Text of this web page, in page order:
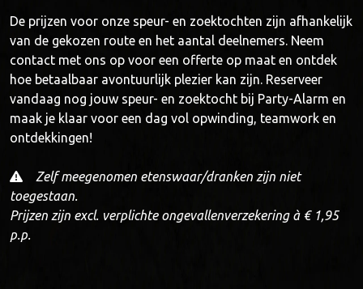
De prijzen voor onze speur- en zoektochten zijn afhankelijk
van de gekozen route en het aantal deelnemers. Neem
contact met ons op voor een offerte op maat en ontdek
hoe betaalbaar avontuurlijk plezier kan zijn. Reserveer
vandaag nog jouw speur- en zoektocht bij Party-Alarm en
maak je klaar voor een dag vol opwinding, teamwork en
ontdekkingen!
Zelf meegenomen etenswaar/dranken zijn niet
toegestaan.
Prijzen zijn excl. verplichte ongevallenverzekering à € 1,95
p.p.